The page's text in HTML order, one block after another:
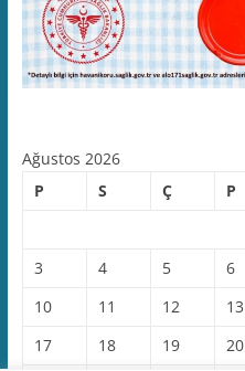
Ağustos 2026
P
S Ç P
3
4 5 6
10
11 12 13
17
18 19 20